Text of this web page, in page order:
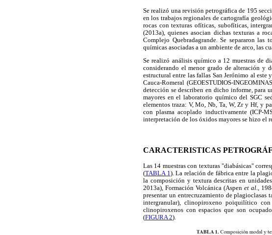
Se realizó una revisión petrográfica de 195
en los trabajos regionales de cartografía
rocas con texturas ofíticas, subofíticas,
(2013a), quienes asocian dichas texturas a
Complejo Quebradagrande. Se separaron las
químicas asociadas a un ambiente de arco, las
Se realizó análisis químico a 12 muestras de
considerando el menor grado de alteración y
estructural entre las fallas San Jerónimo al este
Cauca-Romeral (GEOESTUDIOS-
detección se describen en dicho informe, para
mayores en el laboratorio químico del SGC
elementos traza: V, Mo, Nb, Ta, W, Zr y Hf, y
con plasma acoplado inductivamente (ICP-
interpretación de los óxidos mayores se hizo el
CARACTERISTICAS
Las 14 muestras con texturas "diabásicas"
(TABLA 1 ). La relación de fábrica entre la
la composición y textura descritas en
2013a), Formación Volcánica (Aspen et al. ,
presentar un entrecruzamiento de plagioclasas
intergranular), clinopiroxeno poiquilítico
clinopiroxenos con espacios que son
(FIGURA 2).